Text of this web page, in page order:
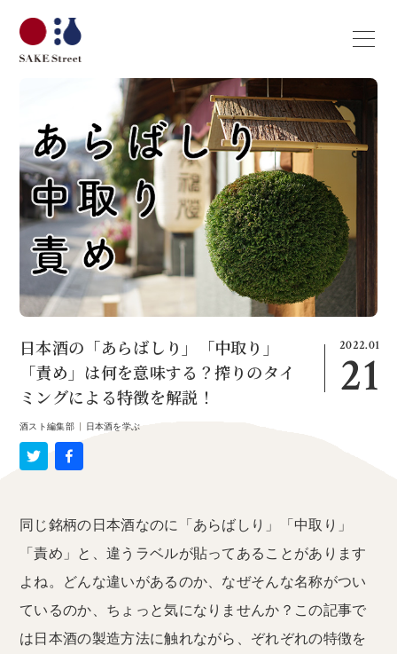
2022.01
21
日本酒の「あらばしり」「中取り」
「責め」は何を意味する？搾りのタイ
ミングによる特徴を解説！
酒スト編集部| 日本酒を学ぶ
同じ銘柄の日本酒なのに「あらばしり」「中取り」
「責め」と、違うラベルが貼ってあることがあります
よね。どんな違いがあるのか、なぜそんな名称がつい
ているのか、ちょっと気になりませんか？この記事で
は日本酒の製造方法に触れながら、ぞれぞれの特徴を